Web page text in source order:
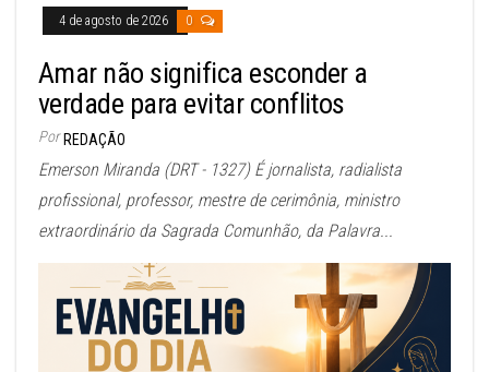
4 de agosto de 2026 0
Amar não significa esconder a
verdade para evitar conflitos
Por REDAÇÃO
Emerson Miranda (DRT - 1327) É jornalista, radialista
profissional, professor, mestre de cerimônia, ministro
extraordinário da Sagrada Comunhão, da Palavra...